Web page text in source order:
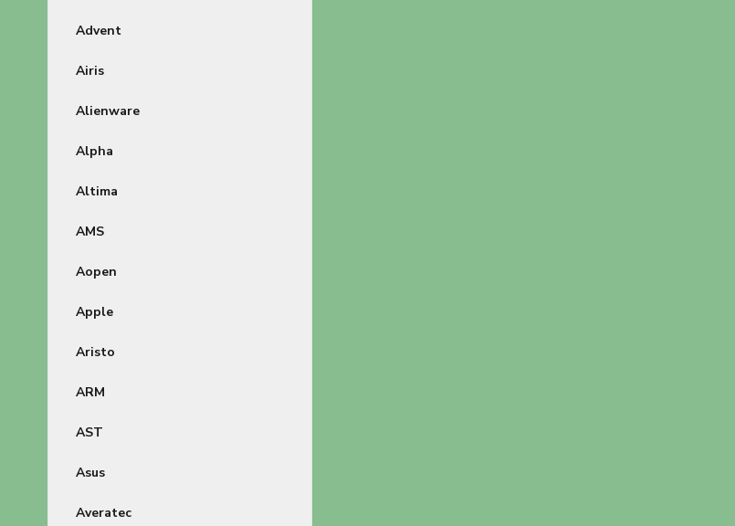
Advent
Airis
Alienware
Alpha
Altima
AMS
Aopen
Apple
Aristo
ARM
AST
Asus
Averatec